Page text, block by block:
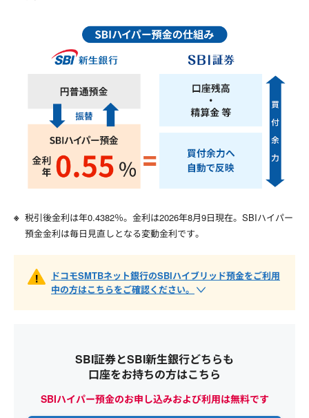
税引後金利は年0.4382％。金利は2026年8月9日現在。SBIハイパー
預金金利は毎日見直しとなる変動金利です。
ドコモSMTBネット銀行のSBIハイブリッド預金をご利用
中の方はこちらをご確認ください。
SBI証券とSBI新生銀行どちらも
口座をお持ちの方はこちら
SBIハイパー預金のお申し込みおよび利用は無料です